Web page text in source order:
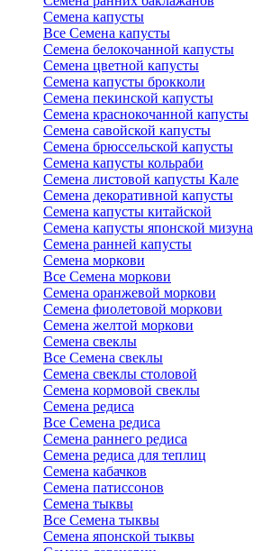
Семена капусты
Все Семена капусты
Семена белокочанной капусты
Семена цветной капусты
Семена капусты брокколи
Семена пекинской капусты
Семена краснокочанной капусты
Семена савойской капусты
Семена брюссельской капусты
Семена капусты кольраби
Семена листовой капусты Кале
Семена декоративной капусты
Семена капусты китайской
Семена капусты японской мизуна
Семена ранней капусты
Семена моркови
Все Семена моркови
Семена оранжевой моркови
Семена фиолетовой моркови
Семена желтой моркови
Семена свеклы
Все Семена свеклы
Семена свеклы столовой
Семена кормовой свеклы
Семена редиса
Все Семена редиса
Семена раннего редиса
Семена редиса для теплиц
Семена кабачков
Семена патиссонов
Семена тыквы
Все Семена тыквы
Семена японской тыквы